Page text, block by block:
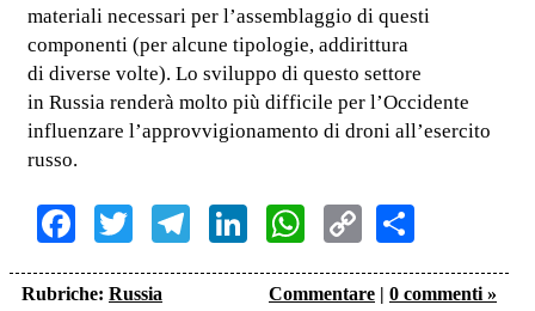
materiali necessari per l’assemblaggio di questi
componenti (per alcune tipologie, addirittura
di diverse volte). Lo sviluppo di questo settore
in Russia renderà molto più difficile per l’Occidente
influenzare l’approvvigionamento di droni all’esercito
russo.
Facebook
TwitterTelegram
LinkedInWhatsApp
Copy
Link
Rubriche: Russia
Commentare | 0 commenti »